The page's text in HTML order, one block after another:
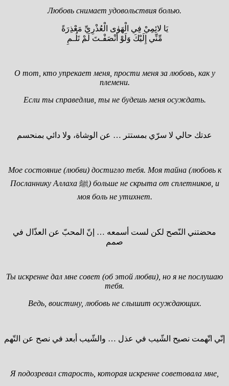
Любовь снимает удовольствия болью.
يَا لائِمِيْ فِي الْهَوٰى الْعُذْرِيِّ مَعْذِرَةً
مِّنِّي إِلَيْكَ وَلَوْ أنْصَفْـتَ لَمْ تَلُـمِ
О тот, кто упрекает меня, прости меня за любовь, как у
племени.
Если ты справедлив, ты не будешь меня осуждать.
عدتك حالي لا سرّي بمستتر … عن الوشاة، ولا دائي بمنحسم
Мое состояние (любви) достигло тебя. Моя тайна (любовь к
Посланнику Аллаха ﷺ) больше не скрыта от сплетников, и
моя боль не утихнет.
محضتني النّصح لكن لست أسمعه … إنّ المحبّ عن العذّال في
صمم
Ты искренне дал мне совет (об этой любви), но я не послушаю
тебя.
Ведь, воистину, любовь не слышит осуждающих.
إنّي اتّهمت نصيح الشّيب في عذل … والشّيب أبعد في نصح عن التّهم
Я подозревал старость, которая искренне советовала мне,